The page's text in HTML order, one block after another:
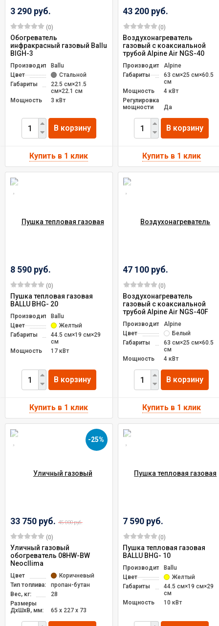
3 290 руб.
(0)
Обогреватель
инфракрасный газовый Ballu
BIGH-3
ПроизводительBallu
Цвет
Стальной
Габариты
22.5 см×21.5
см×22.1 см
Мощность
3 кВт
В корзину
43 200 руб.
(0)
Воздухонагреватель
газовый с коаксиальной
трубой Alpine Air NGS-40
ПроизводительAlpine
Габариты
63 см×25 см×60.5
см
Мощность
4 кВт
Регулировка
мощности
Да
В корзину
8 590 руб.
(0)
Пушка тепловая газовая
BALLU BНG- 20
ПроизводительBallu
Цвет
Желтый
Габариты
44.5 см×19 см×29
см
Мощность
17 кВт
В корзину
47 100 руб.
(0)
Воздухонагреватель
газовый с коаксиальной
трубой Alpine Air NGS-40F
ПроизводительAlpine
Цвет
Белый
Габариты
63 см×25 см×60.5
см
Мощность
4 кВт
В корзину
-25%
33 750 руб. 45 000 руб.
(0)
Уличный газовый
обогреватель 08HW-BW
Neocllima
Цвет
Коричневый
Тип топлива:
пропан-бутан
Вес, кг:
28
Размеры
ДxШxВ, мм:
65 х 227 х 73
7 590 руб.
(0)
Пушка тепловая газовая
BALLU BНG- 10
ПроизводительBallu
Цвет
Желтый
Габариты
44.5 см×19 см×29
см
Мощность
10 кВт